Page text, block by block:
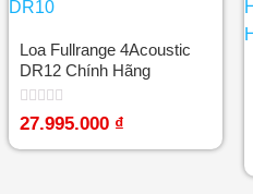
Loa Fullrange 4Acoustic
DR12 Chính Hãng
Được
xếp
hạng
27.995.000 ₫